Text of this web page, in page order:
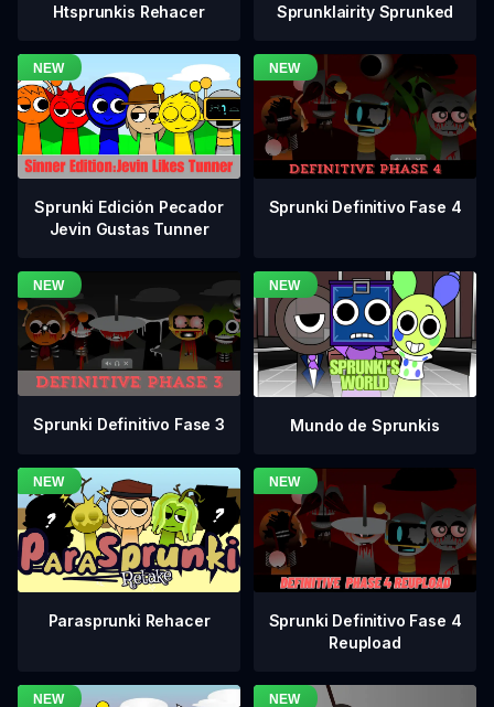
Htsprunkis Rehacer Sprunklairity Sprunked
Sprunki Edición Pecador
Jevin Gustas Tunner
Sprunki Definitivo Fase 4
Sprunki Definitivo Fase 3 Mundo de Sprunkis
Parasprunki Rehacer
Sprunki Definitivo Fase 4
Reupload